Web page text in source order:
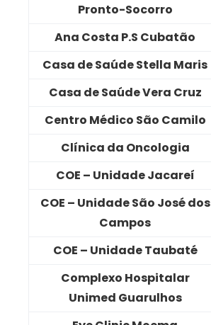
Pronto-Socorro
Ana Costa P.S Cubatão
Casa de Saúde Stella Maris
Casa de Saúde Vera Cruz
Centro Médico São Camilo
Clínica da Oncologia
COE – Unidade Jacareí
COE – Unidade São José dos
Campos
COE – Unidade Taubaté
Complexo Hospitalar
Unimed Guarulhos